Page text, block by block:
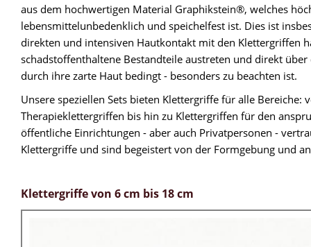
aus dem hochwertigen Material Graphikstein®, welches
lebensmittelunbedenklich und speichelfest ist. Dies ist
direkten und intensiven Hautkontakt mit den Klettergriffen
schadstoffenthaltene Bestandteile austreten und direkt
durch ihre zarte Haut bedingt - besonders zu beachten ist.
Unsere speziellen Sets bieten Klettergriffe für alle
Therapieklettergriffen bis hin zu Klettergriffen für den
öffentliche Einrichtungen - aber auch Privatpersonen -
Klettergriffe und sind begeistert von der Formgebung und
Klettergriffe von 6 cm bis 18 cm